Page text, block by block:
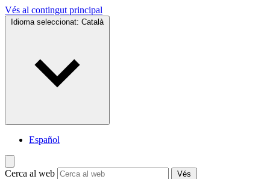
Vés al contingut principal
Idioma seleccionat: Català
Español
Cerca al web Vés